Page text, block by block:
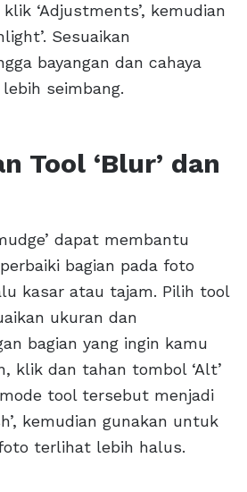
klik ‘Adjustments’, kemudian
Sesuaikan
bayangan dan cahaya
seimbang.
Tool ‘Blur’ dan
dapat membantu
bagian pada foto
kasar atau tajam. Pilih tool
ukuran dan
bagian yang ingin kamu
klik dan tahan tombol ‘Alt’
tool tersebut menjadi
kemudian gunakan untuk
terlihat lebih halus.